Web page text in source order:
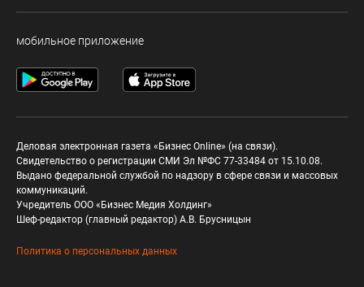
мобильное приложение
Деловая электронная газета «Бизнес Online» (на связи).
Свидетельство о регистрации СМИ Эл №ФС 77-33484 от 15.10.08.
Выдано федеральной службой по надзору в сфере связи и массовых
коммуникаций.
Учредитель ООО «Бизнес Медия Холдинг»
Шеф-редактор (главный редактор) А.В. Брусницын
Политика о персональных данных